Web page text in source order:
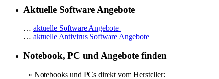
Aktuelle Software Angebote
… aktuelle Software Angebote
… aktuelle Antivirus Software Angebote
Notebook, PC und Angebote finden
» Notebooks und PCs direkt vom Hersteller: